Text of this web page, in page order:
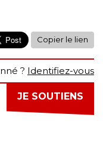
Copier le lien
? Identifiez-vous
JE SOUTIENS